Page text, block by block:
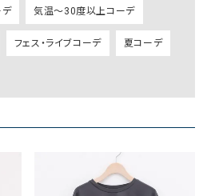
デ 気温～30度以上コーデ
フェス・ライブコーデ 夏コーデ